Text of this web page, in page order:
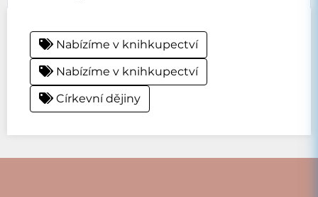
Nabízíme v knihkupectví
Nabízíme v knihkupectví
Církevní dějiny